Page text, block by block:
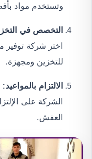
وتستخدم مواد
التخصص في
اختر شركة
للتخزين ومجهزة.
الالتزام بالمواعيد:
الشركة على
العفش.